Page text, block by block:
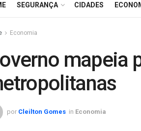
SEGURANÇA CIDADES
Economia
mapeia
por Cleilton Gomes in Economia